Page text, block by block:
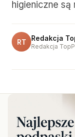
higieniczne
RT Redakcja
Redakcja